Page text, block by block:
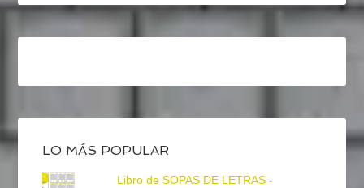
LO MÁS POPULAR
Libro de SOPAS DE LETRAS -